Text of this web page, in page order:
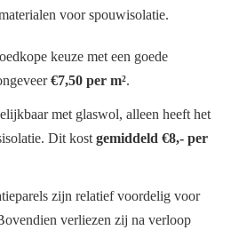
voor spouwisolatie.
keuze met een goede
€7,50 per m².
met glaswol, alleen heeft het
Dit kostgemiddeld €8,- per
zijn relatief voordelig voor
verliezen zij na verloop